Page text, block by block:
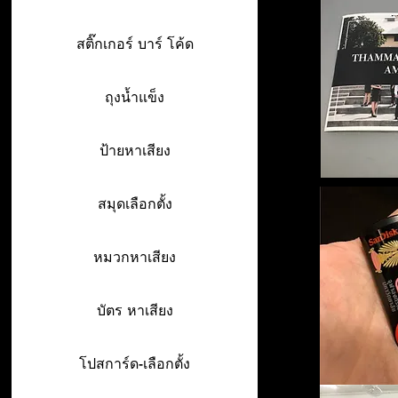
สติ๊กเกอร์ บาร์ โค้ด
ถุงน้ำแข็ง
ป้ายหาเสียง
สมุดเลือกตั้ง
หมวกหาเสียง
บัตร หาเสียง
โปสการ์ด-เลือกตั้ง